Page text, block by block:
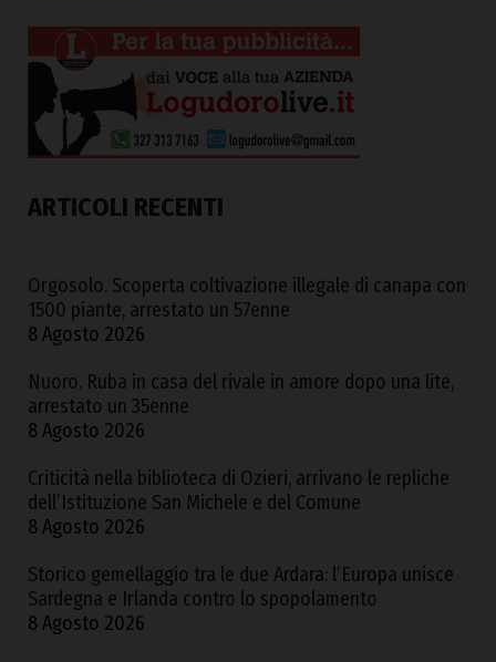
ARTICOLI RECENTI
Orgosolo. Scoperta coltivazione illegale di canapa con
1500 piante, arrestato un 57enne
8 Agosto 2026
Nuoro. Ruba in casa del rivale in amore dopo una lite,
arrestato un 35enne
8 Agosto 2026
Criticità nella biblioteca di Ozieri, arrivano le repliche
dell’Istituzione San Michele e del Comune
8 Agosto 2026
Storico gemellaggio tra le due Ardara: l’Europa unisce
Sardegna e Irlanda contro lo spopolamento
8 Agosto 2026